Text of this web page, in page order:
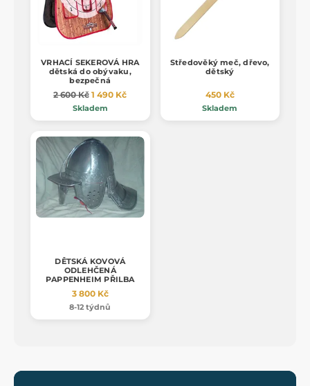
VRHACÍ SEKEROVÁ HRA
dětská do obývaku,
bezpečná
2 600 Kč 1 490 Kč
Skladem
Středověký meč, dřevo,
dětský
450 Kč
Skladem
DĚTSKÁ KOVOVÁ
ODLEHČENÁ
PAPPENHEIM PŘILBA
3 800 Kč
8-12 týdnů